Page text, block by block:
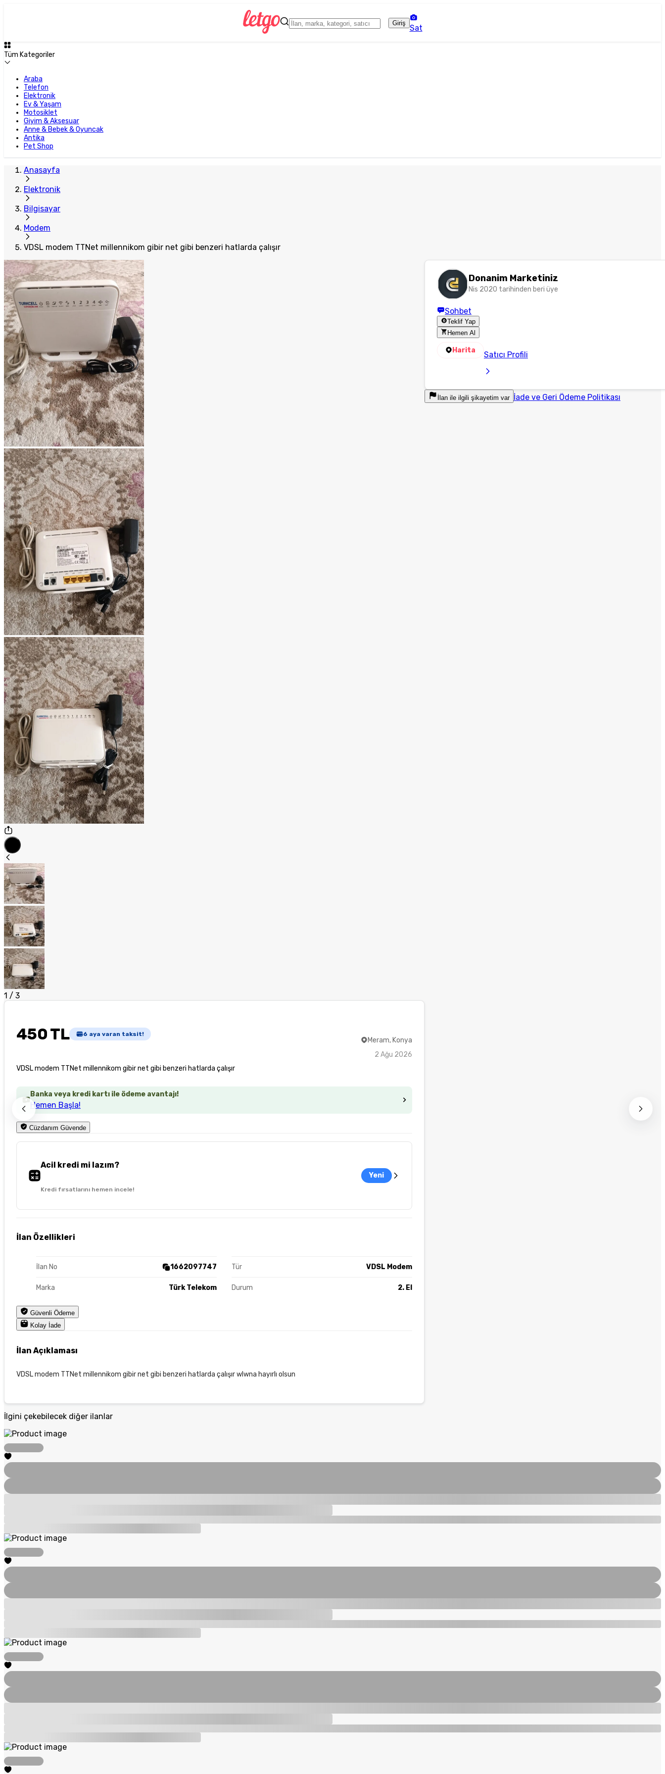
Giriş
Sat
Tüm Kategoriler
Araba
Telefon
Elektronik
Ev & Yaşam
Motosiklet
Giyim & Aksesuar
Anne & Bebek & Oyuncak
Antika
Pet Shop
Anasayfa
Elektronik
Bilgisayar
Modem
VDSL modem TTNet millennikom gibir net gibi benzeri hatlarda çalışır
1 / 3
450 TL 6 aya varan taksit!
VDSL modem TTNet millennikom gibir net gibi benzeri hatlarda çalışır
Meram, Konya
2 Ağu 2026
Banka veya kredi kartı ile ödeme avantajı!
Hemen Başla!
Cüzdanım Güvende
Acil kredi mi lazım?
Kredi fırsatlarını hemen incele!
Yeni
İlan Özellikleri
İlan No 1662097747 Tür VDSL Modem
Marka Türk Telekom Durum 2. El
Güvenli Ödeme
Kolay İade
İlan Açıklaması
VDSL modem TTNet millennikom gibir net gibi benzeri hatlarda çalışır wlwna hayırlı olsun
Donanim Marketiniz
Nis 2020 tarihinden beri üye
Sohbet
Teklif Yap
Hemen Al
Harita Satıcı Profili
İlan ile ilgili şikayetim var İade ve Geri Ödeme Politikası
İlgini çekebilecek diğer ilanlar